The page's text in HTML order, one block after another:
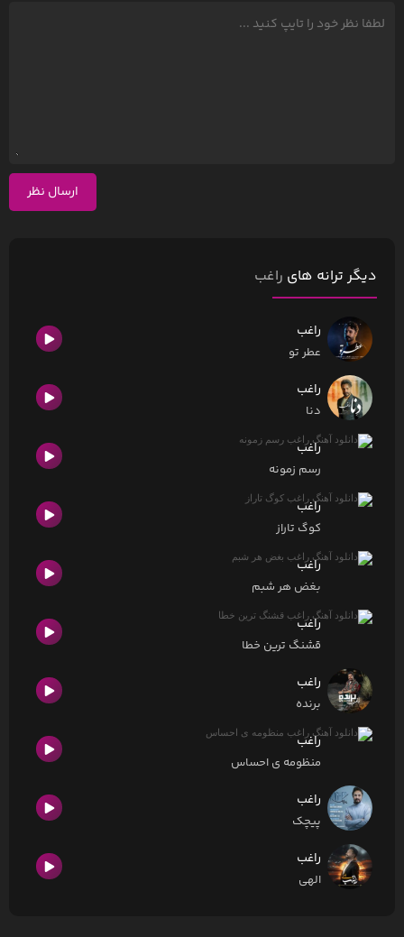
ارسال نظر
دیگر ترانه های راغب
راغب
عطر تو
راغب
دنا
راغب
رسم زمونه
راغب
کوگ تاراز
راغب
بغض هر شبم
راغب
قشنگ ترین خطا
راغب
برنده
راغب
منظومه ی احساس
راغب
پیچک
راغب
الهی